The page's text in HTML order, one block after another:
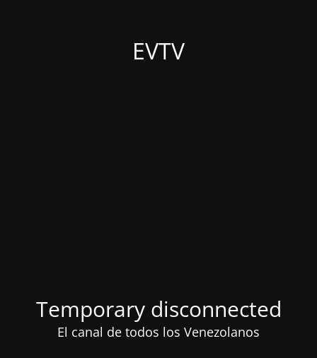
EVTV
Temporary disconnected
El canal de todos los Venezolanos